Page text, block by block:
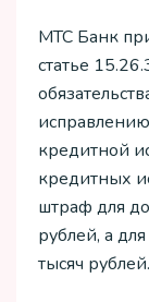
МТС Банк
статье
кредитной
кредитных
штраф для
рублей, а
тысяч рублей.